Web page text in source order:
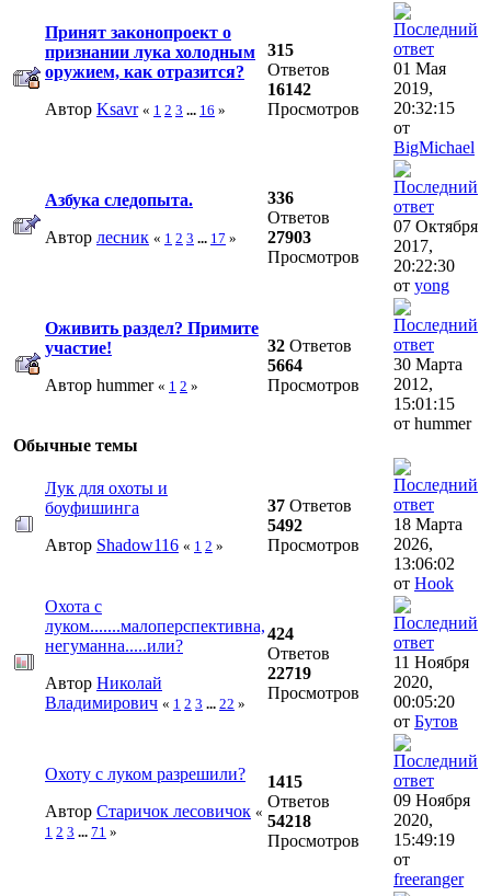
Принят законопроект о
признании лука холодным
оружием, как отразится?
Автор Ksavr « 1 2 3 ... 16 »
315
Ответов
16142
Просмотров
01 Мая
2019,
20:32:15
от
BigMichael
Азбука следопыта.
Автор лесник « 1 2 3 ... 17 »
336
Ответов
27903
Просмотров
07 Октября
2017,
20:22:30
от yong
Оживить раздел? Примите
участие!
Автор hummer « 1 2 »
32 Ответов
5664
Просмотров
30 Марта
2012,
15:01:15
от hummer
Обычные темы
Лук для охоты и
боуфишинга
Автор Shadow116 « 1 2 »
37 Ответов
5492
Просмотров
18 Марта
2026,
13:06:02
от Hook
Охота с
луком.......малоперспективна,
негуманна.....или?
Автор Николай
Владимирович « 1 2 3 ... 22 »
424
Ответов
22719
Просмотров
11 Ноября
2020,
00:05:20
от Бутов
Охоту с луком разрешили?
Автор Старичок лесовичок «
1 2 3 ... 71 »
1415
Ответов
54218
Просмотров
09 Ноября
2020,
15:49:19
от
freeranger